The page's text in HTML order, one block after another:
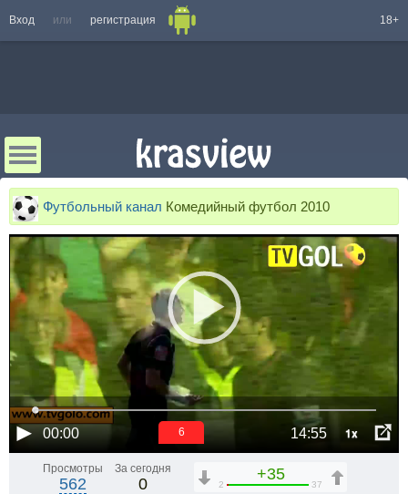
Вход или регистрация 18+
Футбольный канал Комедийный футбол 2010
00:00 14:55 1x
6
Просмотры
562
За сегодня
0
+35
2 37